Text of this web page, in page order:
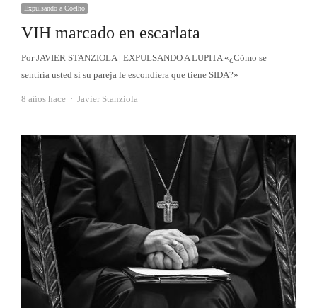
Expulsando a Coelho
VIH marcado en escarlata
Por JAVIER STANZIOLA | EXPULSANDO A LUPITA «¿Cómo se
sentiría usted si su pareja le escondiera que tiene SIDA?»
8 años hace Autor
Javier Stanziola